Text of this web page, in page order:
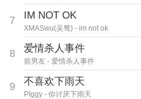
7 IM NOT OK
XMASwu(吴骜) - im not ok
8 爱情杀人事件
前男友 - 爱情杀人事件
9 不喜欢下雨天
PIggy - 你讨厌下雨天